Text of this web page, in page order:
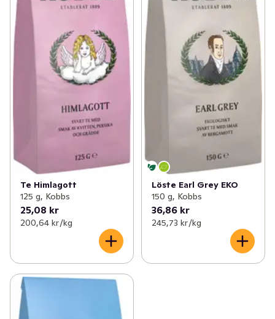
Te Himlagott
125 g, Kobbs
25,08 kr
200,64 kr /kg
Löste Earl Grey EKO
150 g, Kobbs
36,86 kr
245,73 kr /kg